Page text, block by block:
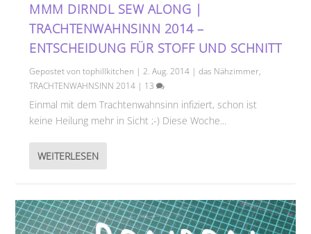
MMM DIRNDL SEW ALONG |
TRACHTENWAHNSINN 2014 –
ENTSCHEIDUNG FÜR STOFF UND SCHNITT
Gepostet vontophillkitchen |2. Aug. 2014 |das Nähzimmer,
TRACHTENWAHNSINN 2014 | 13
Einmal mit dem Trachtenwahnsinn infiziert, schon ist
keine Heilung mehr in Sicht ;-) Diese Woche...
WEITERLESEN